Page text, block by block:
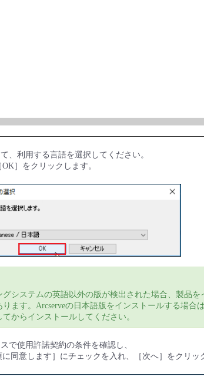
、利用する言語を選択してください。
］をクリックします。
システムの英語以外の版が検出された場合、製品を
ます。Arcserveの日本語版をインストールする場合は
からインストールしてください。
で使用許諾契約の条件を確認し、
同意します］にチェックを入れ、［次へ］をクリッ